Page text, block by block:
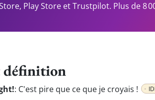
Play Store et Trustpilot. Plus de 8
définition
: C'est pire que ce que je croyais !